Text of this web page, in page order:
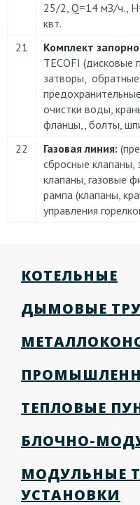
25/2, Q=14 мЗ/ч.,
квт.
21
Комплект
TECOFI (дисковые
затворы,
очистки воды,
фланцы,, болты,
22 Газовая линия:
сбросные клапаны,
клапаны, газовые
рампа (клапаны,
управления
КОТЕЛЬНЫЕ
ДЫМОВЫЕ
ТЕПЛОВЫЕ
БЛОЧНО-
МОДУЛЬНЫЕ
УСТАНОВКИ